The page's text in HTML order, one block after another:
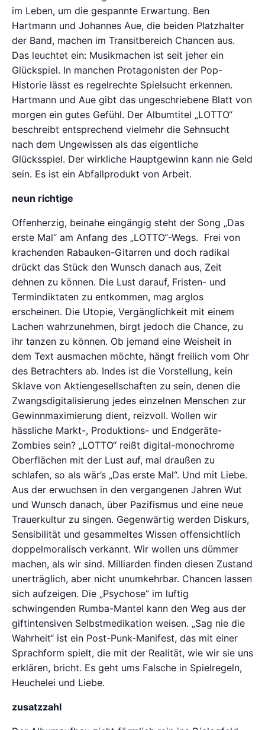
im Leben, um die gespannte Erwartung. Ben
Hartmann und Johannes Aue, die beiden Platzhalter
der Band, machen im Transitbereich Chancen aus.
Das leuchtet ein: Musikmachen ist seit jeher ein
Glückspiel. In manchen Protagonisten der Pop-
Historie lässt es regelrechte Spielsucht erkennen.
Hartmann und Aue gibt das ungeschriebene Blatt von
morgen ein gutes Gefühl. Der Albumtitel „LOTTO“
beschreibt entsprechend vielmehr die Sehnsucht
nach dem Ungewissen als das eigentliche
Glücksspiel. Der wirkliche Hauptgewinn kann nie Geld
sein. Es ist ein Abfallprodukt von Arbeit.
neun richtige
Offenherzig, beinahe eingängig steht der Song „Das
erste Mal“ am Anfang des „LOTTO“-Wegs. Frei von
krachenden Rabauken-Gitarren und doch radikal
drückt das Stück den Wunsch danach aus, Zeit
dehnen zu können. Die Lust darauf, Fristen- und
Termindiktaten zu entkommen, mag arglos
erscheinen. Die Utopie, Vergänglichkeit mit einem
Lachen wahrzunehmen, birgt jedoch die Chance, zu
ihr tanzen zu können. Ob jemand eine Weisheit in
dem Text ausmachen möchte, hängt freilich vom Ohr
des Betrachters ab. Indes ist die Vorstellung, kein
Sklave von Aktiengesellschaften zu sein, denen die
Zwangsdigitalisierung jedes einzelnen Menschen zur
Gewinnmaximierung dient, reizvoll. Wollen wir
hässliche Markt-, Produktions- und Endgeräte-
Zombies sein? „LOTTO“ reißt digital-monochrome
Oberflächen mit der Lust auf, mal draußen zu
schlafen, so als wär’s „Das erste Mal“. Und mit Liebe.
Aus der erwuchsen in den vergangenen Jahren Wut
und Wunsch danach, über Pazifismus und eine neue
Trauerkultur zu singen. Gegenwärtig werden Diskurs,
Sensibilität und gesammeltes Wissen offensichtlich
doppelmoralisch verkannt. Wir wollen uns dümmer
machen, als wir sind. Milliarden finden diesen Zustand
unerträglich, aber nicht unumkehrbar. Chancen lassen
sich aufzeigen. Die „Psychose“ im luftig
schwingenden Rumba-Mantel kann den Weg aus der
giftintensiven Selbstmedikation weisen. „Sag nie die
Wahrheit“ ist ein Post-Punk-Manifest, das mit einer
Sprachform spielt, die mit der Realität, wie wir sie uns
erklären, bricht. Es geht ums Falsche in Spielregeln,
Heuchelei und Liebe.
zusatzzahl